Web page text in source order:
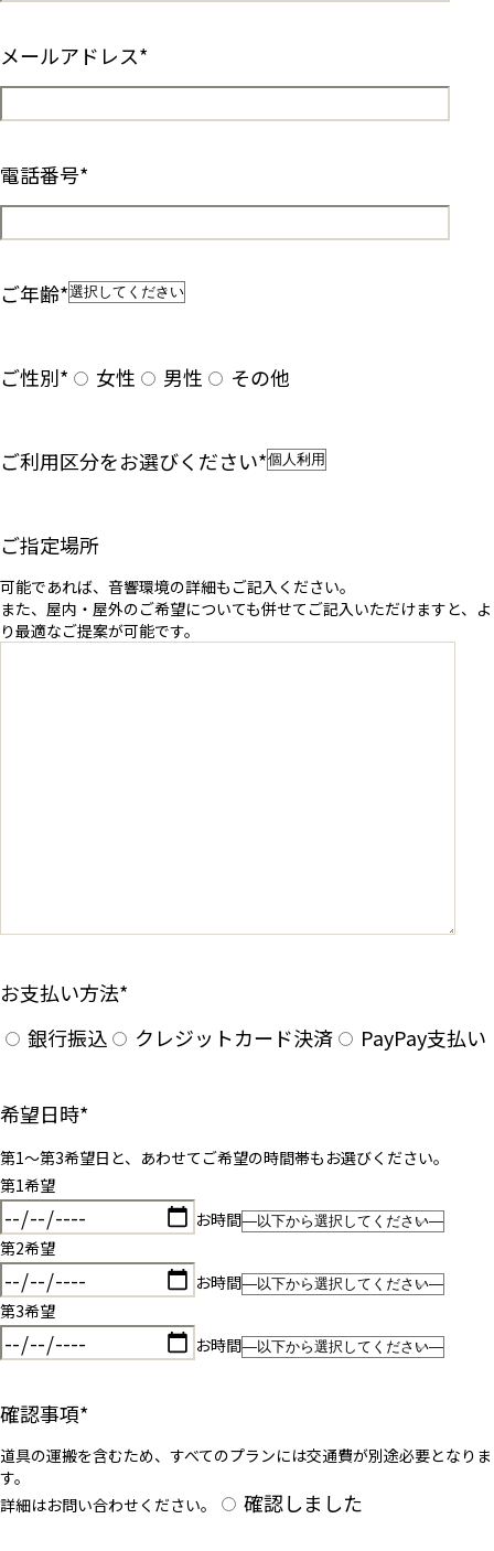
メールアドレス*
電話番号*
ご年齢*
ご性別* 女性 男性 その他
ご利用区分をお選びください*
ご指定場所
可能であれば、音響環境の詳細もご記入ください。
また、屋内・屋外のご希望についても併せてご記入いただけますと、よ
り最適なご提案が可能です。
お支払い方法*
銀行振込
クレジットカード決済 PayPay支払い
希望日時*
第1〜第3希望日と、あわせてご希望の時間帯もお選びください。
第1希望
お時間
第2希望
お時間
第3希望
お時間
確認事項*
道具の運搬を含むため、すべてのプランには交通費が別途必要となりま
す。
詳細はお問い合わせください。
確認しました